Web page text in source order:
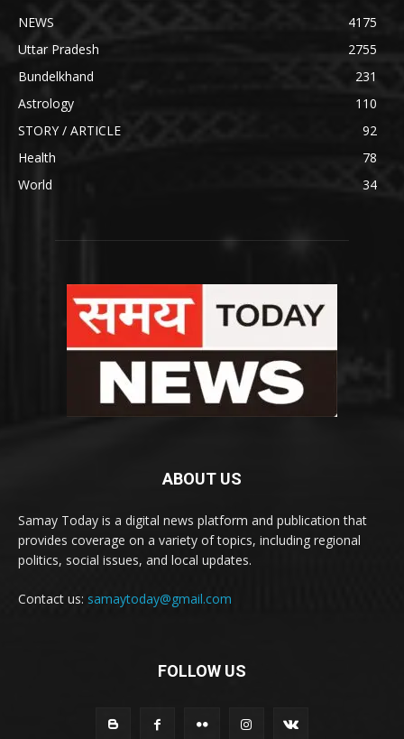
NEWS
4175
Uttar Pradesh
2755
Bundelkhand
231
Astrology
110
STORY / ARTICLE
92
Health
78
World
34
ABOUT US
Samay Today is a digital news platform and publication that
provides coverage on a variety of topics, including regional
politics, social issues, and local updates.
Contact us: samaytoday@gmail.com
FOLLOW US